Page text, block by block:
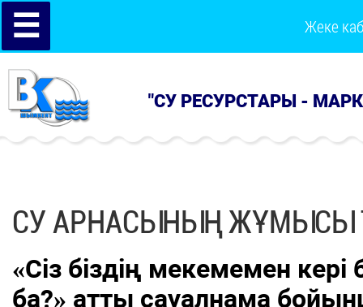
☰ Жеке
"СУ РЕСУРСТАРЫ -
СУ АРНАСЫНЫҢ ЖҰМЫСЫ
«Сіз біздің мекемемен
ба?» атты сауалнама